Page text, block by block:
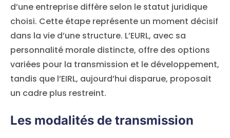
d’une entreprise diffère selon le statut juridique
choisi. Cette étape représente un moment décisif
dans la vie d’une structure. L’EURL, avec sa
personnalité morale distincte, offre des options
variées pour la transmission et le développement,
tandis que l’EIRL, aujourd’hui disparue, proposait
un cadre plus restreint.
Les modalités de transmission